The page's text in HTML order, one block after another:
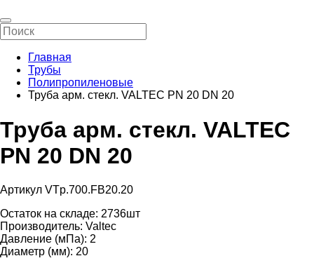
Главная
Трубы
Полипропиленовые
Труба арм. стекл. VALTEC PN 20 DN 20
Труба арм. стекл. VALTEC
PN 20 DN 20
Артикул VTp.700.FB20.20
Остаток на складе: 2736шт
Производитель: Valtec
Давление (мПа): 2
Диаметр (мм): 20